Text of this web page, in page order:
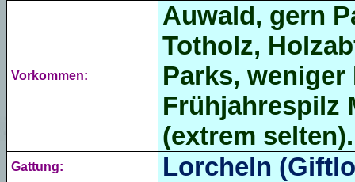
Vorkommen:
Auwald, gern
Totholz,
Parks,
Frühjahrespilz
(extrem selten).
Gattung: Lorcheln